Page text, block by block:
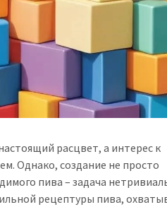
расцвет, а интерес к
Однако, создание не просто
пива – задача
рецептуры пива,